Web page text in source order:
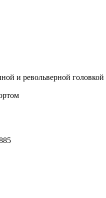
и револьверной головкой